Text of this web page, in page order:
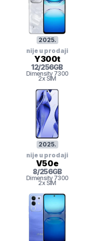
2025.
nije u prodaji
Y300t
12/256GB
Dimensity 7300
2x SIM
2025.
nije u prodaji
V50e
8/256GB
Dimensity 7300
2x SIM